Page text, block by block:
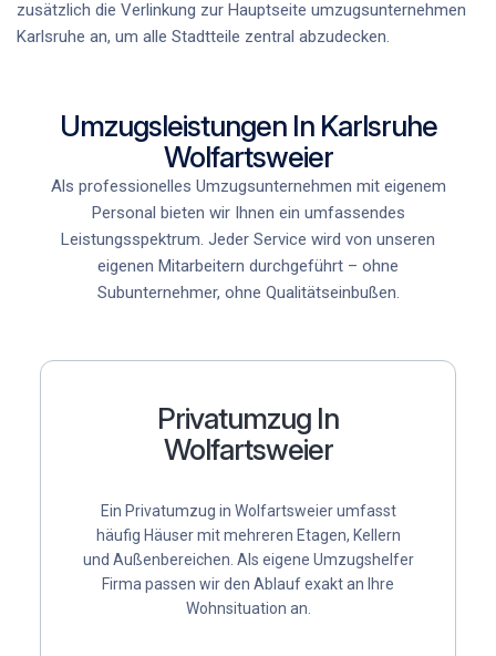
zusätzlich die Verlinkung zur Hauptseite umzugsunternehmen
Karlsruhe an, um alle Stadtteile zentral abzudecken.
Umzugsleistungen In Karlsruhe
Wolfartsweier
Als professionelles Umzugsunternehmen mit eigenem
Personal bieten wir Ihnen ein umfassendes
Leistungsspektrum. Jeder Service wird von unseren
eigenen Mitarbeitern durchgeführt – ohne
Subunternehmer, ohne Qualitätseinbußen.
Privatumzug In
Wolfartsweier
Ein Privatumzug in Wolfartsweier umfasst
häufig Häuser mit mehreren Etagen, Kellern
und Außenbereichen. Als eigene Umzugshelfer
Firma passen wir den Ablauf exakt an Ihre
Wohnsituation an.